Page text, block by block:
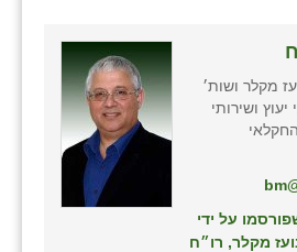
מקלר ושות׳
ושירותי
על ידי
מקלר, רו״ח